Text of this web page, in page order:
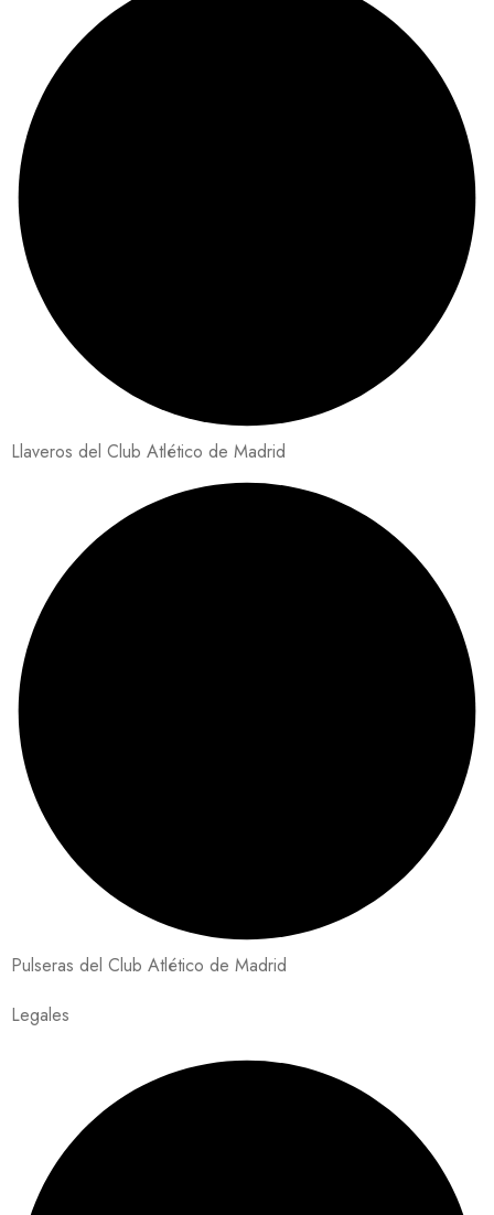
Llaveros del Club Atlético de Madrid
Pulseras del Club Atlético de Madrid
Legales